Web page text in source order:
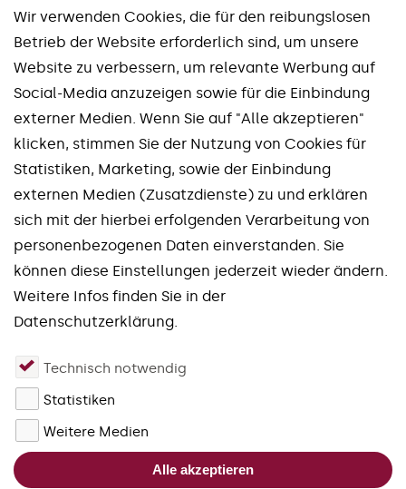
Bitte akzeptieren Sie die Cookies
für JivoChat, um den Live-Chat zu
Wir verwenden Cookies, die für den reibungslosen
Betrieb der Website erforderlich sind, um unsere
Website zu verbessern, um relevante Werbung auf
Social-Media anzuzeigen sowie für die Einbindung
externer Medien. Wenn Sie auf "Alle akzeptieren"
klicken, stimmen Sie der Nutzung von Cookies für
Statistiken, Marketing, sowie der Einbindung
externen Medien (Zusatzdienste) zu und erklären
sich mit der hierbei erfolgenden Verarbeitung von
personenbezogenen Daten einverstanden. Sie
können diese Einstellungen jederzeit wieder ändern.
Weitere Infos finden Sie in der
Datenschutzerklärung.
Technisch notwendig
Statistiken
Weitere Medien
Alle akzeptieren
Unsere Marken
Spinworx®
Mirroworx®
Planworx®
Finworx®
Quadworx®
Forgefix®